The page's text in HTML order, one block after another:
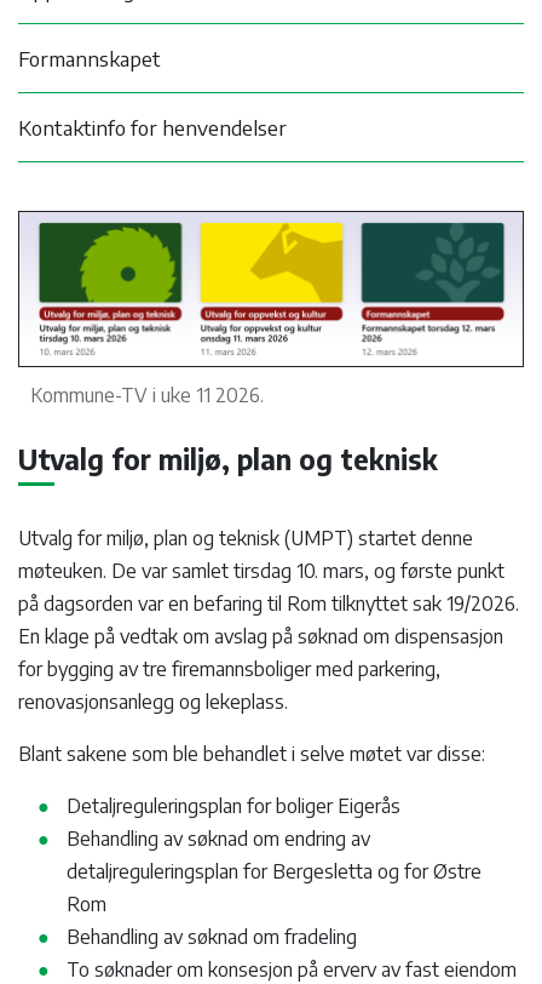
Formannskapet
Kontaktinfo for henvendelser
Kommune-TV i uke 11 2026.
Utvalg for miljø, plan og teknisk
Utvalg for miljø, plan og teknisk (UMPT) startet denne
møteuken. De var samlet tirsdag 10. mars, og første punkt
på dagsorden var en befaring til Rom tilknyttet sak 19/2026.
En klage på vedtak om avslag på søknad om dispensasjon
for bygging av tre firemannsboliger med parkering,
renovasjonsanlegg og lekeplass.
Blant sakene som ble behandlet i selve møtet var disse:
Detaljreguleringsplan for boliger Eigerås
Behandling av søknad om endring av
detaljreguleringsplan for Bergesletta og for Østre
Rom
Behandling av søknad om fradeling
To søknader om konsesjon på erverv av fast eiendom